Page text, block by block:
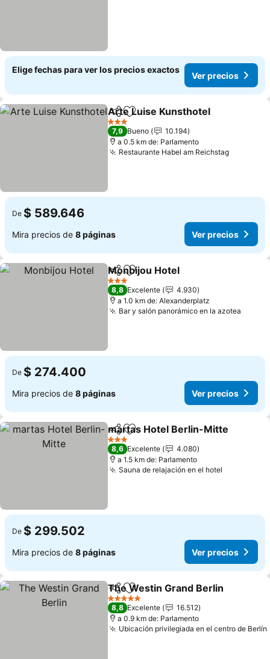
Elige fechas para ver los precios exactos
Ver precios
CompartirAgregar a favoritos
Arte Luise Kunsthotel
3 Estrellas
7,9 Bueno
10.194
a 0.5 km de: Parlamento
Restaurante Habel am ReichstagVer
De $ 589.646
Mira precios de 8 páginas Ver precios
CompartirAgregar a favoritos
Monbijou Hotel
3 Estrellas
8,8 Excelente
4.930
a 1.0 km de: Alexanderplatz
Bar y salón panorámico en la azotea
De $ 274.400
Mira precios de 8 páginas Ver precios
CompartirAgregar a favoritos
martas Hotel Berlin-Mitte
3 Estrellas
8,6 Excelente
4.080
a 1.5 km de: Parlamento
Sauna de relajación en el hotel
De $ 299.502
Mira precios de 8 páginas Ver precios
Compartir
Agregar a favoritos
The Westin Grand Berlin
5 Estrellas
8,8 Excelente
16.512
a 0.9 km de: Parlamento
Ubicación privilegiada en el centro de Berlín